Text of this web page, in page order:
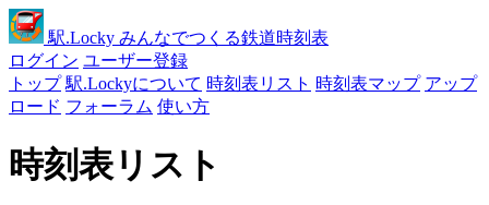
駅.Locky みんなでつくる鉄道時刻表
ログイン ユーザー登録
トップ 駅.Lockyについて 時刻表リスト 時刻表マップ アップ
ロード フォーラム 使い方
時刻表リスト